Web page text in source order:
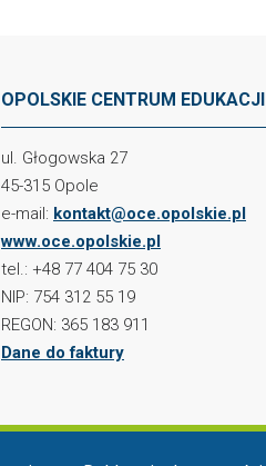
OPOLSKIE CENTRUM EDUKACJI
ul. Głogowska 27
45-315 Opole
e-mail: kontakt@oce.opolskie.pl
www.oce.opolskie.pl
tel.: +48 77 404 75 30
NIP: 754 312 55 19
REGON: 365 183 911
Dane do faktury